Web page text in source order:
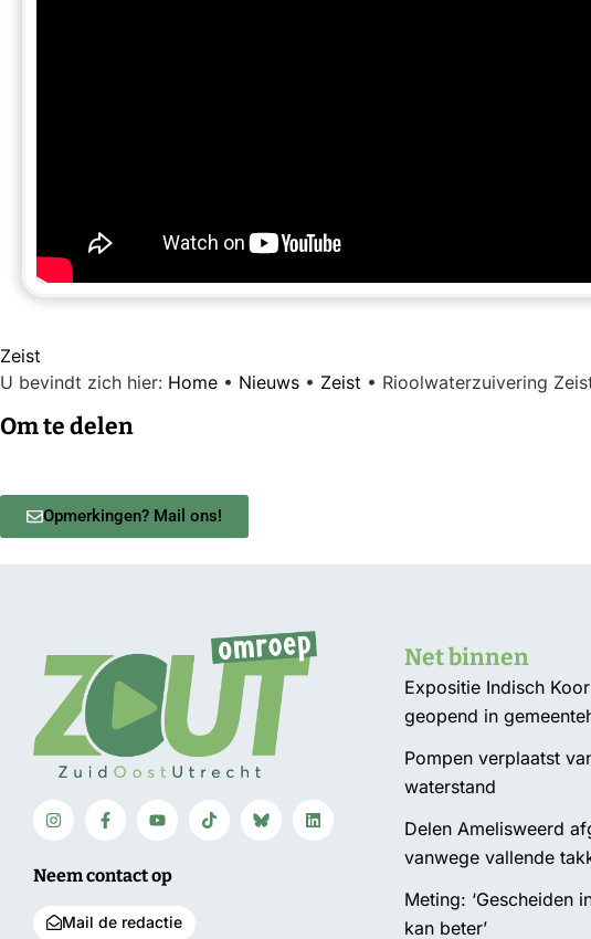
Zeist
U bevindt zich hier: Home • Nieuws • Zeist • Rioolwaterzuivering
Om te delen
Opmerkingen? Mail ons!
Neem contact op
Mail de redactie
Net binnen
Expositie Indisch Koor
geopend in
Pompen verplaatst
waterstand
Delen Amelisweerd
vanwege vallende
Meting: ‘Gescheiden
kan beter’